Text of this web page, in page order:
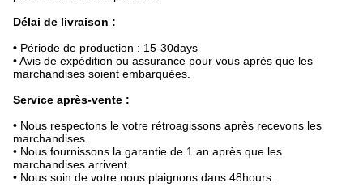
Délai de livraison :
• Période de production : 15-30days
• Avis de expédition ou assurance pour vous après que les
marchandises soient embarquées.
Service après-vente :
• Nous respectons le votre rétroagissons après recevons les
marchandises.
• Nous fournissons la garantie de 1 an après que les
marchandises arrivent.
• Nous soin de votre nous plaignons dans 48hours.